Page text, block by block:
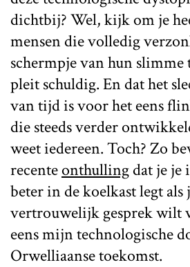
dichtbij? Wel, kijk om je
mensen die volledig
schermpje van hun
pleit schuldig. En dat het
van tijd is voor het eens
die steeds verder
weet iedereen. Toch? Zo
recenteonthullingdat je je
beter in de koelkast legt als
vertrouwelijk gesprek wilt
eens mijn technologische
Orwelliaanse toekomst.